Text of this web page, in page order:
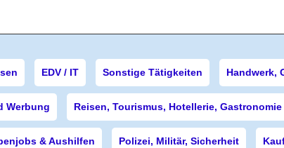
EDV / IT Sonstige Tätigkeiten Handwerk,
Werbung Reisen, Tourismus, Hotellerie, Gastronomie
& Aushilfen Polizei, Militär, Sicherheit